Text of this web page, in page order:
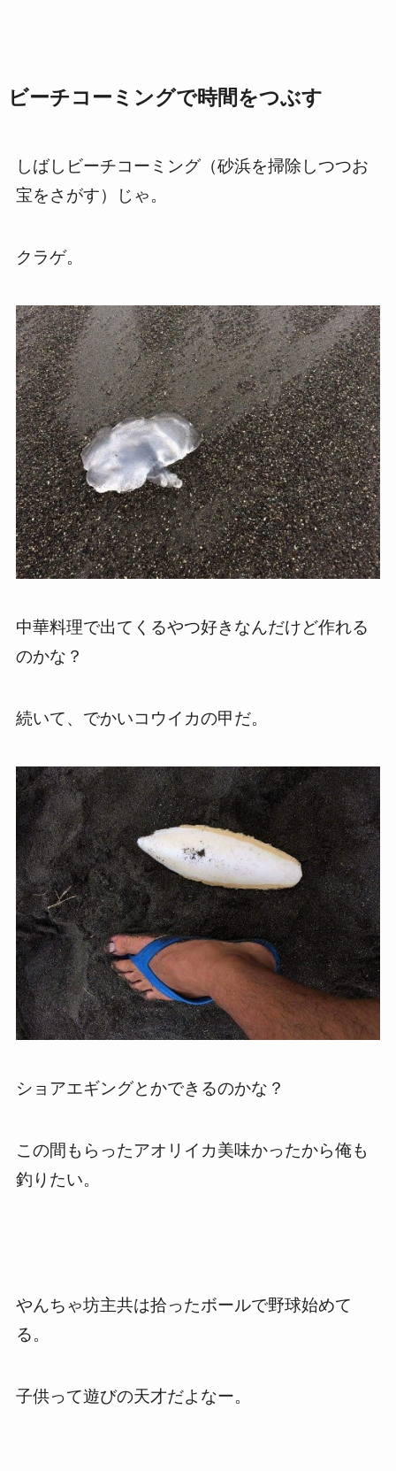
ビーチコーミングで時間をつぶす
しばしビーチコーミング（砂浜を掃除しつつお
宝をさがす）じゃ。
クラゲ。
中華料理で出てくるやつ好きなんだけど作れる
のかな？
続いて、でかいコウイカの甲だ。
ショアエギングとかできるのかな？
この間もらったアオリイカ美味かったから俺も
釣りたい。
やんちゃ坊主共は拾ったボールで野球始めて
る。
子供って遊びの天才だよなー。